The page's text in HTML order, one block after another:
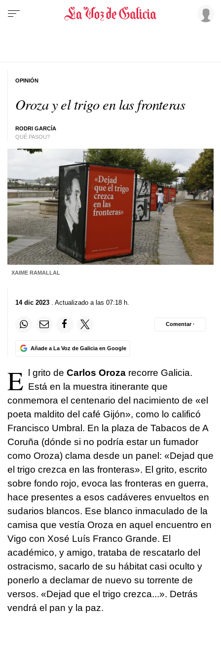
Oroza y el trigo en las fronteras
RODRI GARCÍA
QUÉ PASOU?
OPINIÓN
XAIME RAMALLAL
14 dic 2023 . Actualizado a las 07:18 h.
Añade a La Voz de Galicia en Google
Comentar ·
E l grito de Carlos Oroza recorre Galicia.
Está en la muestra itinerante que
conmemora el centenario del nacimiento de «el
poeta maldito del café Gijón», como lo calificó
Francisco Umbral. En la plaza de Tabacos de A
Coruña (dónde si no podría estar un fumador
como Oroza) clama desde un panel: «Dejad que
el trigo crezca en las fronteras». El grito, escrito
sobre fondo rojo, evoca las fronteras en guerra,
hace presentes a esos cadáveres envueltos en
sudarios blancos. Ese blanco inmaculado de la
camisa que vestía Oroza en aquel encuentro en
Vigo con Xosé Luís Franco Grande. El
académico, y amigo, trataba de rescatarlo del
ostracismo, sacarlo de su hábitat casi oculto y
ponerlo a declamar de nuevo su torrente de
versos. «Dejad que el trigo crezca...». Detrás
vendrá el pan y la paz.